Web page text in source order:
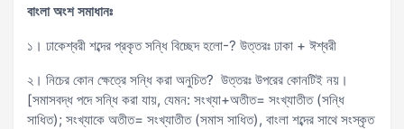
বাংলা অংশ সমাধানঃ
১। ঢাকেশ্বরী শব্দের প্রকৃত সন্ধি বিচ্ছেদ হলো-? উত্তরঃ ঢাকা + ঈশ্বরী
২। নিচের কোন ক্ষেত্রে সন্ধি করা অনুচিত? উত্তরঃ উপরের কোনটিই নয়।
[সমাসবদ্ধ পদে সন্ধি করা যায়, যেমন: সংখ্যা+অতীত= সংখ্যাতীত (সন্ধি
সাধিত); সংখ্যাকে অতীত= সংখ্যাতীত (সমাস সাধিত), বাংলা শব্দের সাথে সংস্কৃত